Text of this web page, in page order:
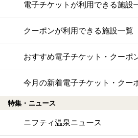
電子チケットが利用できる施設
クーポンが利用できる施設一覧
おすすめ電子チケット・クーポ
今月の新着電子チケット・クー
特集・ニュース
ニフティ温泉ニュース